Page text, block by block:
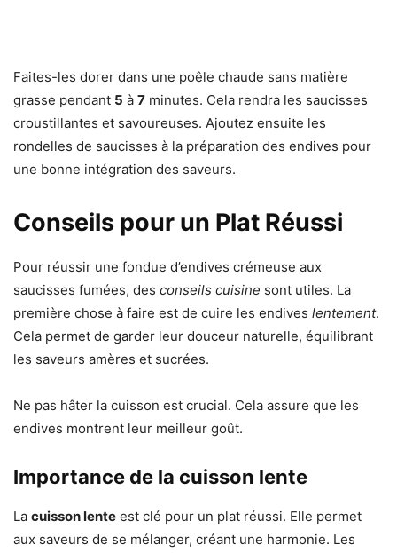
Faites-les dorer dans une poêle chaude sans matière
grasse pendant 5 à 7 minutes. Cela rendra les saucisses
croustillantes et savoureuses. Ajoutez ensuite les
rondelles de saucisses à la préparation des endives pour
une bonne intégration des saveurs.
Conseils pour un Plat Réussi
Pour réussir une fondue d’endives crémeuse aux
saucisses fumées, des conseils cuisine sont utiles. La
première chose à faire est de cuire les endives lentement.
Cela permet de garder leur douceur naturelle, équilibrant
les saveurs amères et sucrées.
Ne pas hâter la cuisson est crucial. Cela assure que les
endives montrent leur meilleur goût.
Importance de la cuisson lente
La cuisson lente est clé pour un plat réussi. Elle permet
aux saveurs de se mélanger, créant une harmonie. Les